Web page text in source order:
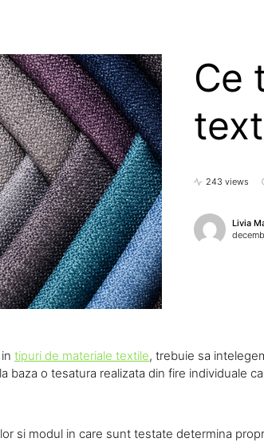
Ce
243 views
Livia
tipuri de materiale textile, trebuie sa
baza o tesatura realizata din fire individuale
si modul in care sunt testate determina